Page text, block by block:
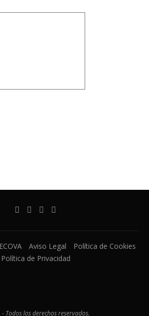
Aviso Legal
Política de Cookies
Política de Privacidad
- Todos los derechos reservados.